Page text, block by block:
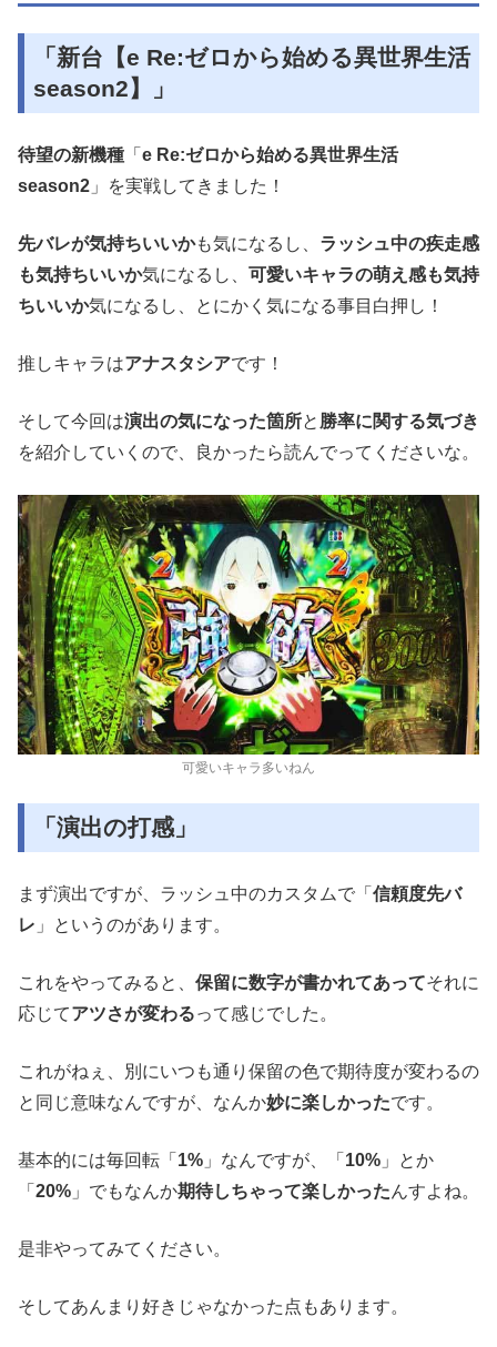
「新台【e Re:ゼロから始める異世界生活
season2】」
待望の新機種 「 e Re:ゼロから始める異世界生活
season2 」を実戦してきました！
先バレが気持ちいいかも気になるし、 ラッシュ中の疾走感
も気持ちいいか気になるし、 可愛いキャラの萌え感も気持
ちいいか気になるし、とにかく気になる事目白押し！
推しキャラはアナスタシアです！
そして今回は演出の気になった箇所と 勝率に関する気づき
を紹介していくので、良かったら読んでってくださいな。
可愛いキャラ多いねん
「演出の打感」
まず演出ですが、ラッシュ中のカスタムで「 信頼度先バ
レ 」というのがあります。
これをやってみると、 保留に数字が書かれてあってそれに
応じてアツさが変わるって感じでした。
これがねぇ、別にいつも通り保留の色で期待度が変わるの
と同じ意味なんですが、なんか妙に楽しかったです。
基本的には毎回転「 1% 」なんですが、「 10% 」とか
「 20% 」でもなんか期待しちゃって楽しかったんすよね。
是非やってみてください。
そしてあんまり好きじゃなかった点もあります。